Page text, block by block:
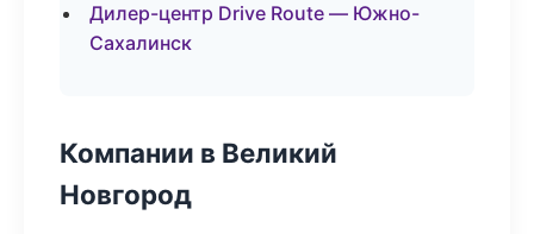
Дилер-центр Drive Route — Южно-
Сахалинск
Компании в Великий
Новгород